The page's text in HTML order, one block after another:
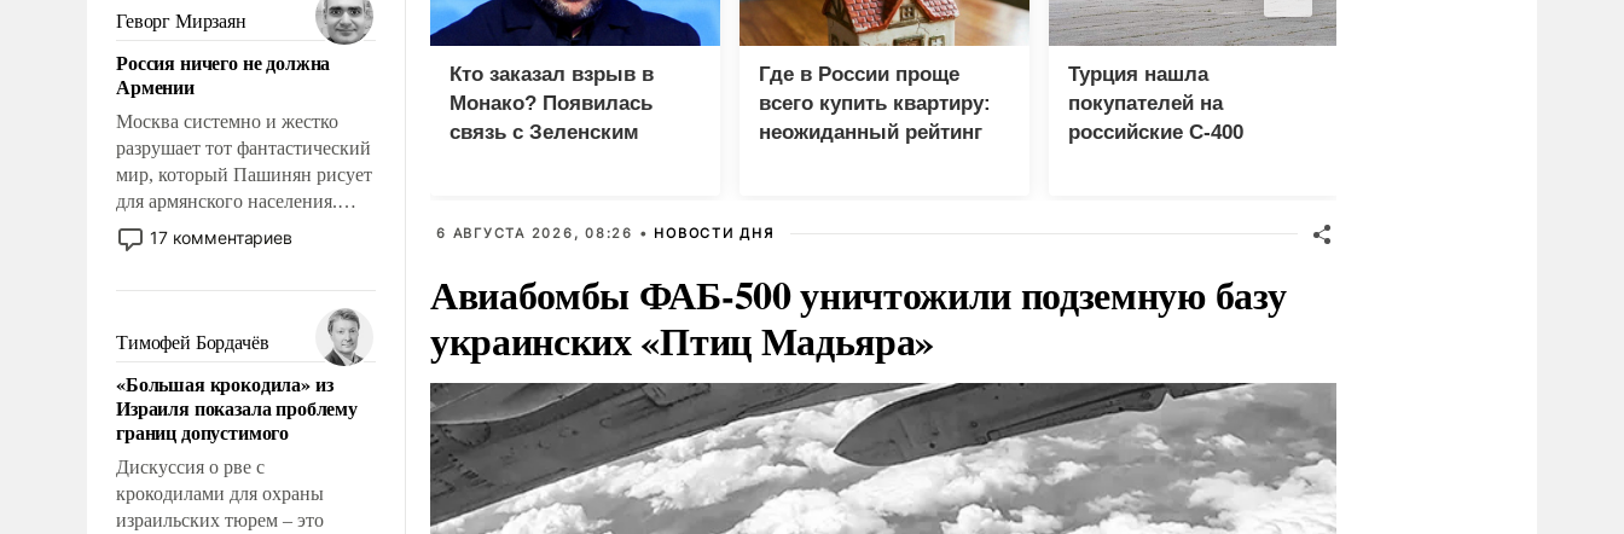
Сложившаяся ситуация
означает многолетний период
уязвимости США, например,
перед Китаем.
Геворг Мирзаян
Россия ничего не должна
Армении
Москва системно и жестко
разрушает тот фантастический
мир, который Пашинян рисует
для армянского населения.
Мир, где политические
прожекты будут безусловно
налогоплательщиков и где
Еревану за свои поступки не
нужно отвечать.
17 комментариев
Тимофей Бордачёв
«Большая крокодила» из
Израиля показала проблему
границ допустимого
Дискуссия о рве с
крокодилами для охраны
израильских тюрем – это
Кто заказал взрыв в
Монако? Появилась
связь с Зеленским
Где в России проще
всего купить квартиру:
неожиданный рейтинг
Турция нашла
покупателей на
российские C-400
6 АВГУСТА 2026, 08:26 • НОВОСТИ ДНЯ
Авиабомбы ФАБ-500 уничтожили подземную базу
украинских «Птиц Мадьяра»